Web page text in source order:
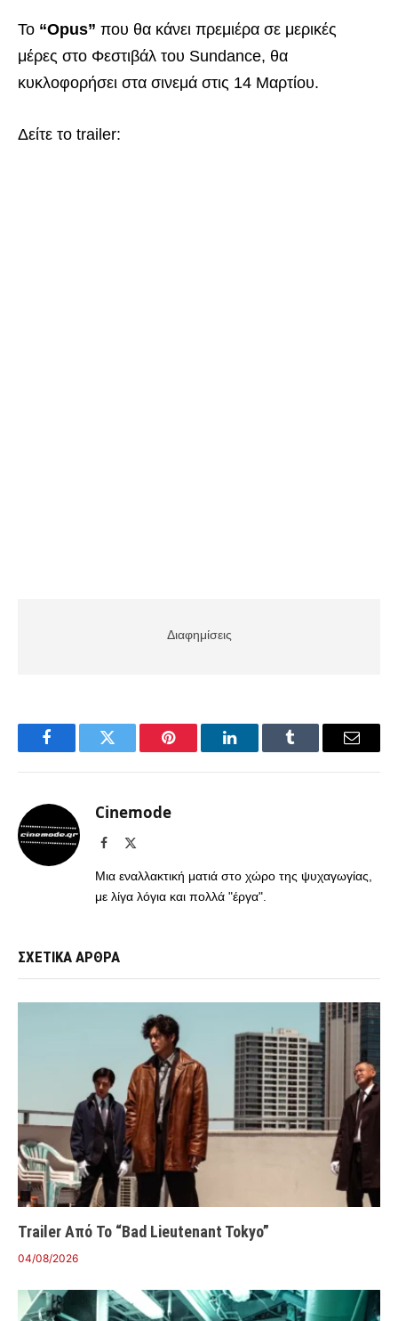
Το “Opus” που θα κάνει πρεμιέρα σε μερικές
μέρες στο Φεστιβάλ του Sundance, θα
κυκλοφορήσει στα σινεμά στις 14 Μαρτίου.
Δείτε το trailer:
Διαφημίσεις
FacebookTwitter Pinterest LinkedInTumblr Email
Cinemode
Facebook
Μια εναλλακτική ματιά στο χώρο της ψυχαγωγίας,
με λίγα λόγια και πολλά "έργα".
ΣΧΕΤΙΚΑ ΑΡΘΡΑ
Trailer Από Το “Bad Lieutenant Tokyo”
04/08/2026